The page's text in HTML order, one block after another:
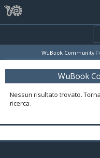
WuBook Community
WuBook
Nessun risultato trovato.
ricerca.